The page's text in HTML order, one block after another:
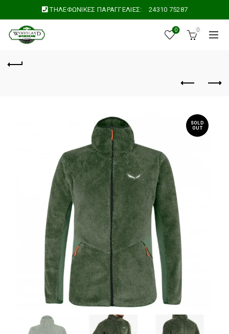
ΤΗΛΕΦΩΝΙΚΕΣ ΠΑΡΑΓΓΕΛΙΕΣ: 24310 75287
0 0
SOLD
OUT